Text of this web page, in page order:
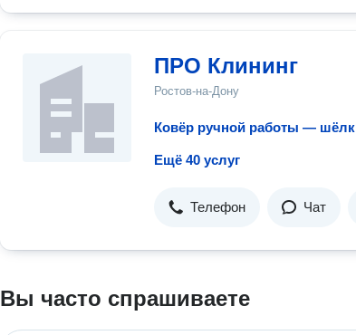
ПРО Клининг
Ростов-на-Дону
Ковёр ручной работы — шёлк
Ещё 40 услуг
Телефон Чат
Вы часто спрашиваете